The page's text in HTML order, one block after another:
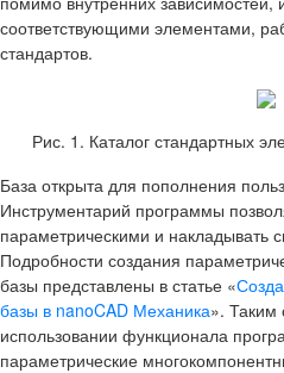
соответствующими элементами,
стандартов.
Рис. 1. Каталог стандартных
База открыта для пополнения
Инструментарий программы
параметрическими и накладывать
Подробности создания
базы представлены в статье «
базы в nanoCAD Механика». Таким
использовании функционала
параметрические